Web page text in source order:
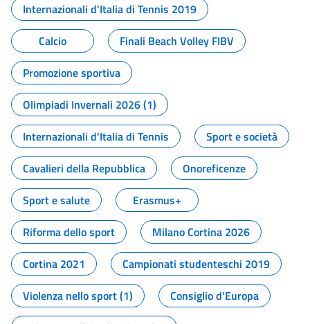
Internazionali d'Italia di Tennis 2019
Calcio
Finali Beach Volley FIBV
Promozione sportiva
Olimpiadi Invernali 2026 (1)
Internazionali d'Italia di Tennis
Sport e società
Cavalieri della Repubblica
Onoreficenze
Sport e salute
Erasmus+
Riforma dello sport
Milano Cortina 2026
Cortina 2021
Campionati studenteschi 2019
Violenza nello sport (1)
Consiglio d'Europa